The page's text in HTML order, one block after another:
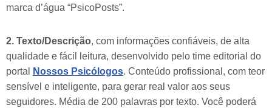
marca d’água “PsicoPosts”.
2. Texto/Descrição, com informações confiáveis, de alta
qualidade e fácil leitura, desenvolvido pelo time editorial do
portal
Nossos Psicólogos. Conteúdo profissional, com teor
sensível e inteligente, para gerar real valor aos seus
seguidores. Média de 200 palavras por texto. Você poderá